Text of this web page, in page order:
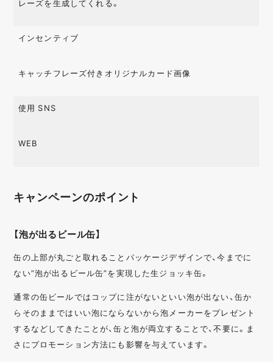
レーズを生成してくれる。
インセンティブ
キャッチフレーズ付きオリジナルカード画像
使用 SNS
WEB
キャンペーンのポイント
【泡が出るビール缶】
缶の上部が丸ごと取れることパッケージデザインで、今までに
ない”泡が出るビール缶”を実現した生ジョッキ缶。
通常の缶ビールではコップに注がないといい泡が出ない、缶か
らそのままではいい泡にならないから泡メーカーをプレゼント
するなどしてきたことが、缶と泡が両立することで、不要に。ま
さにプロモーション方法にも影響を与えています。